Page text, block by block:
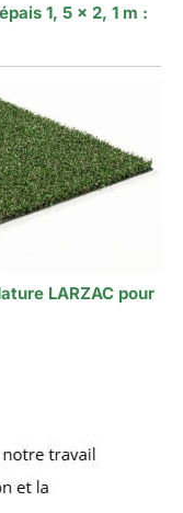
1, 5 x 2, 1 m :
LARZAC pour